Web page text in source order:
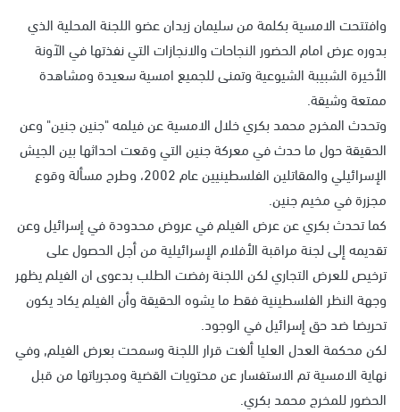
وافتتحت الامسية بكلمة من سليمان زيدان عضو اللجنة المحلية الذي
بدوره عرض امام الحضور النجاحات والانجازات التي نفذتها في الآونة
الأخيرة الشبيبة الشيوعية وتمنى للجميع امسية سعيدة ومشاهدة
ممتعة وشيقة.
وتحدث المخرج محمد بكري خلال الامسية عن فيلمه "جنين جنين" وعن
الحقيقة حول ما حدث في معركة جنين التي وقعت احداثها بين الجيش
الإسرائيلي والمقاتلين الفلسطينيين عام 2002، وطرح مسألة وقوع
مجزرة في مخيم جنين.
كما تحدث بكري عن عرض الفيلم في عروض محدودة في إسرائيل وعن
تقديمه إلى لجنة مراقبة الأفلام الإسرائيلية من أجل الحصول على
ترخيص للعرض التجاري لكن اللجنة رفضت الطلب بدعوى ان الفيلم يظهر
وجهة النظر الفلسطينية فقط ما يشوه الحقيقة وأن الفيلم يكاد يكون
تحريضا ضد حق إسرائيل في الوجود.
لكن محكمة العدل العليا ألغت قرار اللجنة وسمحت بعرض الفيلم, وفي
نهاية الامسية تم الاستفسار عن محتويات القضية ومجرياتها من قبل
الحضور للمخرج محمد بكري.